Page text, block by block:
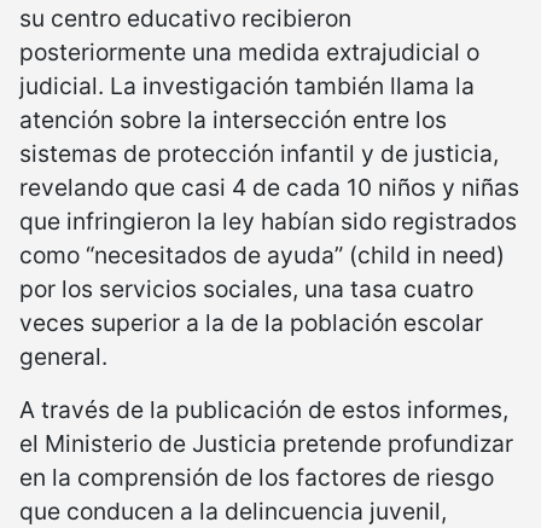
su centro educativo recibieron
posteriormente una medida extrajudicial o
judicial. La investigación también llama la
atención sobre la intersección entre los
sistemas de protección infantil y de justicia,
revelando que casi 4 de cada 10 niños y niñas
que infringieron la ley habían sido registrados
como “necesitados de ayuda” (child in need)
por los servicios sociales, una tasa cuatro
veces superior a la de la población escolar
general.
A través de la publicación de estos informes,
el Ministerio de Justicia pretende profundizar
en la comprensión de los factores de riesgo
que conducen a la delincuencia juvenil,